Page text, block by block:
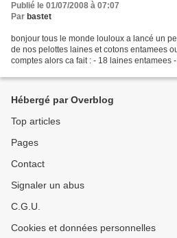
Publié le 01/07/2008 à 07:07
Par bastet
bonjour tous le monde louloux a lancé un
de nos pelottes laines et cotons entamees
comptes alors ca fait : - 18 laines entamees
Hébergé par Overblog
Top articles
Pages
Contact
Signaler un abus
C.G.U.
Cookies et données personnelles